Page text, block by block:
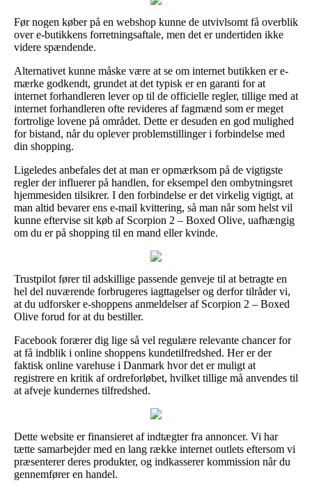
Før nogen køber på en webshop kunne de utvivlsomt få overblik
over e-butikkens forretningsaftale, men det er undertiden ikke
videre spændende.
Alternativet kunne måske være at se om internet butikken er e-
mærke godkendt, grundet at det typisk er en garanti for at
internet forhandleren lever op til de officielle regler, tillige med at
internet forhandleren ofte revideres af fagmænd som er meget
fortrolige lovene på området. Dette er desuden en god mulighed
for bistand, når du oplever problemstillinger i forbindelse med
din shopping.
Ligeledes anbefales det at man er opmærksom på de vigtigste
regler der influerer på handlen, for eksempel den ombytningsret
hjemmesiden tilsikrer. I den forbindelse er det virkelig vigtigt, at
man altid bevarer ens e-mail kvittering, så man når som helst vil
kunne eftervise sit køb af Scorpion 2 – Boxed Olive, uafhængig
om du er på shopping til en mand eller kvinde.
Trustpilot fører til adskillige passende genveje til at betragte en
hel del nuværende forbrugeres iagttagelser og derfor tilråder vi,
at du udforsker e-shoppens anmeldelser af Scorpion 2 – Boxed
Olive forud for at du bestiller.
Facebook forærer dig lige så vel regulære relevante chancer for
at få indblik i online shoppens kundetilfredshed. Her er der
faktisk online varehuse i Danmark hvor det er muligt at
registrere en kritik af ordreforløbet, hvilket tillige må anvendes til
at afveje kundernes tilfredshed.
Dette website er finansieret af indtægter fra annoncer. Vi har
tætte samarbejder med en lang række internet outlets eftersom vi
præsenterer deres produkter, og indkasserer kommission når du
gennemfører en handel.